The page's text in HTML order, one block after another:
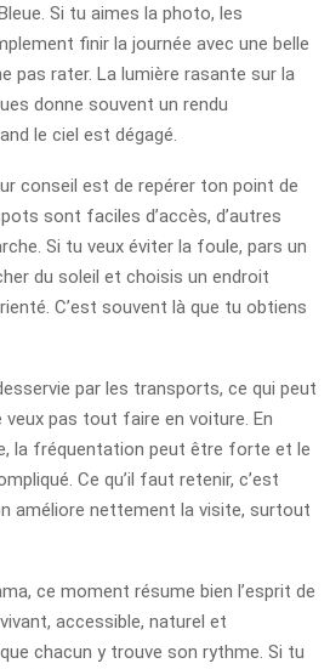
Si tu aimes la photo, les
finir la journée avec une belle
pas rater. La lumière rasante sur la
donne souvent un rendu
le ciel est dégagé.
conseil est de repérer ton point de
sont faciles d’accès, d’autres
Si tu veux éviter la foule, pars un
du soleil et choisis un endroit
C’est souvent là que tu obtiens
par les transports, ce qui peut
pas tout faire en voiture. En
la fréquentation peut être forte et le
Ce qu’il faut retenir, c’est
améliore nettement la visite, surtout
ce moment résume bien l’esprit de
accessible, naturel et
chacun y trouve son rythme. Si tu